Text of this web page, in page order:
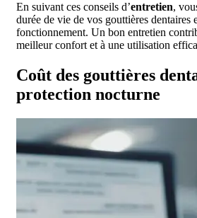
En suivant ces conseils d’entretien,
durée de vie de vos gouttières dentaires
fonctionnement. Un bon entretien
meilleur confort et à une utilisation
Coût des gouttières
protection nocturne